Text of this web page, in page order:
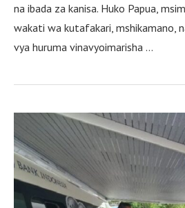
na ibada za kanisa. Huko Papua,
wakati wa kutafakari, mshikamano,
vya huruma vinavyoimarisha …